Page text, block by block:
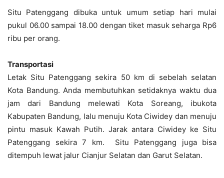
Situ Patenggang dibuka untuk umum setiap hari mulai
pukul 06.00 sampai 18.00 dengan tiket masuk seharga Rp6
ribu per orang.
Transportasi
Letak Situ Patenggang sekira 50 km di sebelah selatan
Kota Bandung. Anda membutuhkan setidaknya waktu dua
jam dari Bandung melewati Kota Soreang, ibukota
Kabupaten Bandung, lalu menuju Kota Ciwidey dan menuju
pintu masuk Kawah Putih. Jarak antara Ciwidey ke Situ
Patenggang sekira 7 km. Situ Patenggang juga bisa
ditempuh lewat jalur Cianjur Selatan dan Garut Selatan.